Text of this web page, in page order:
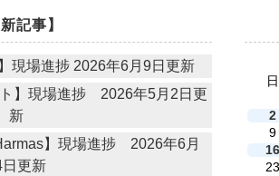
新記事】
現場進捗 2026年6月9日更新
ト】現場進捗 2026年5月2日更
新
】現場進捗 2026年6月
日更新
日
2
9
16
23